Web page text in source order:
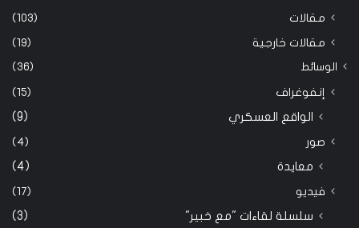
مقالات (103)
مقالات خارجية (19)
الوسائط (36)
إنفوغراف (15)
الواقع العسكري (9)
صور (4)
معايدة (4)
فيديو (17)
سلسلة لقاءات "مع خبير"
(3)